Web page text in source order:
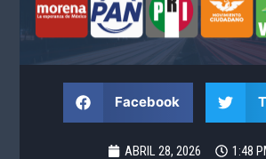
Facebook
ABRIL 28, 2026 1:48